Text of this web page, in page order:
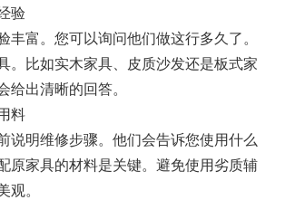
验
丰富。您可以询问他们做这行多久了。
。比如实木家具、皮质沙发还是板式家
给出清晰的回答。
料
说明维修步骤。他们会告诉您使用什么
原家具的材料是关键。避免使用劣质辅
。